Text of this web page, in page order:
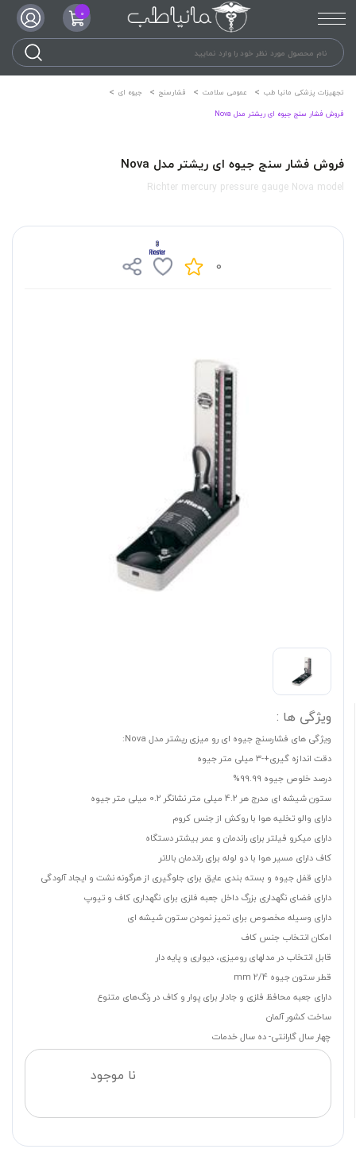
0
تجهیزات پزشکی مانیا طب عمومی سلامت فشارسنج
جیوه ای
فروش فشار سنج جیوه ای ریشتر مدل Nova
فروش فشار سنج جیوه ای ریشتر مدل Nova
Richter mercury pressure gauge Nova model
0
ویژگی ها :
ویژگی های فشارسنج جیوه ای رو میزی ریشتر مدل Nova:
دقت اندازه گیری+-3 میلی متر جیوه
درصد خلوص جیوه 99.99%
ستون شیشه ای مدرج هر 4.2 میلی متر نشانگر 0.2 میلی متر جیوه
دارای والو تخلیه هوا با روکش از جنس کروم
دارای میکرو فیلتر برای راندمان و عمر بیشتر دستگاه
کاف دارای مسیر هوا با دو لوله برای راندمان بالاتر
دارای قفل جیوه و بسته بندی عایق برای جلوگیری از هرگونه نشت و ایجاد آلودگی
دارای فضای نگهداری بزرگ داخل جعبه فلزی برای نگهداری کاف و تیوپ
دارای وسیله مخصوص برای تمیز نمودن ستون شیشه ای
امکان انتخاب جنس کاف
قابل انتخاب در مدلهای رومیزی، دیواری و پایه دار
قطر ستون جیوه mm 2/4
دارای جعبه محافظ فلزی و جادار برای پوار و کاف در رنگ‌های متنوع
ساخت کشور آلمان
چهار سال گارانتی- ده سال خدمات
نا موجود